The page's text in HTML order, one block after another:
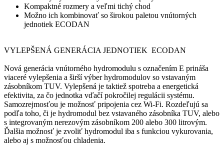
Kompaktné rozmery a veľmi tichý chod
Možno ich kombinovať so širokou paletou vnútorných
jednotiek ECODAN
VYLEPŠENÁ GENERÁCIA JEDNOTIEK ECODAN
Nová generácia vnútorného hydromodulu s označením E prináša
viaceré vylepšenia a širší výber hydromodulov so vstavaným
zásobníkom TUV. Vylepšená je taktiež spotreba a energetická
efektivita, za čo jednotka vďačí pokročilej regulácii systému.
Samozrejmosťou je možnosť pripojenia cez Wi-Fi. Rozdeľujú sa
podľa toho, či je hydromodul bez vstavaného zásobníka TUV, alebo
s integrovaným nerezovým zásobníkom 200 alebo 300 litrovým.
Ďalšia možnosť je zvoliť hydromodul iba s funkciou vykurovania,
alebo aj s možnosťou chladenia.